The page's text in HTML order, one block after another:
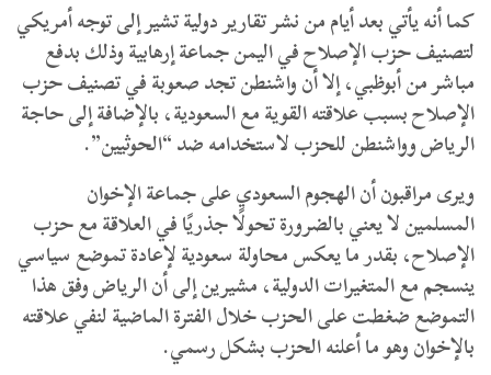
كما أنه يأتي بعد أيام من نشر تقارير دولية تشير إلى توجه أمريكي
لتصنيف حزب الإصلاح في اليمن جماعة إرهابية وذلك بدفع
مباشر من أبوظبي، إلا أن واشنطن تجد صعوبة في تصنيف حزب
الإصلاح بسبب علاقته القوية مع السعودية، بالإضافة إلى حاجة
الرياض وواشنطن للحزب لاستخدامه ضد “الحوثيين”.
ويرى مراقبون أن الهجوم السعودي على جماعة الإخوان
المسلمين لا يعني بالضرورة تحولًا جذريًا في العلاقة مع حزب
الإصلاح، بقدر ما يعكس محاولة سعودية لإعادة تموضع سياسي
ينسجم مع المتغيرات الدولية، مشيرين إلى أن الرياض وفق هذا
التموضع ضغطت على الحزب خلال الفترة الماضية لنفي علاقته
بالإخوان وهو ما أعلنه الحزب بشكل رسمي.